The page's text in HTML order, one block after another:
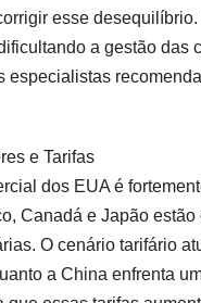
esse
a gestão das
especialistas
e Tarifas
dos EUA é
Canadá e Japão
O cenário tarifário
a China enfrenta